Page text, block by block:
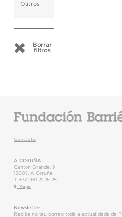
Outros
Borrar
filtros
Contacto
A CORUÑA
Cantón Grande, 9
15003
A Coruña
T. +34 981 22 15 25
Mapa
Newsletter
Recibe no teu correo toda a actualidade da